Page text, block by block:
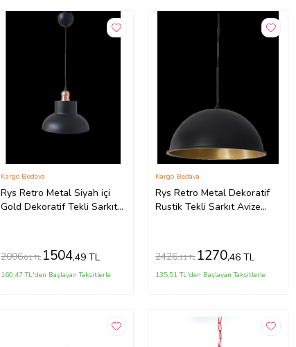
Rys Retro Metal Siyah içi
Gold Dekoratif Tekli Sarkıt
Kargo Bedava
2096,61 TL 1504,49 TL
160,47 TL'den Başlayan Taksitlerle
Rys Retro Metal Dekoratif
Rustik Tekli Sarkıt Avize
Kargo Bedava
2426,11 TL 1270,46 TL
135,51 TL'den Başlayan Taksitlerle